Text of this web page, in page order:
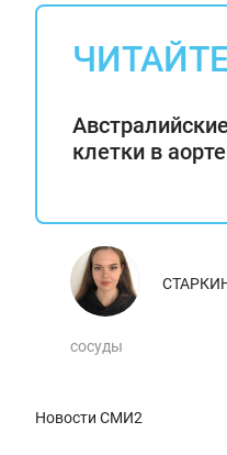
клетки в
сосуды
Новости СМИ2